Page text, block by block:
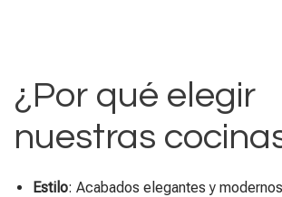
¿Por qué elegir
nuestras
Estilo: Acabados elegantes y